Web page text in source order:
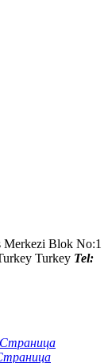
Merkezi Blok No:1
Turkey Tel: